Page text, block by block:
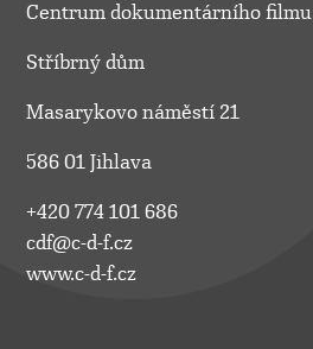
Centrum dokumentárního filmu
Stříbrný dům
Masarykovo náměstí 21
586 01 Jihlava
+420 774 101 686
cdf@c-d-f.cz
www.c-d-f.cz